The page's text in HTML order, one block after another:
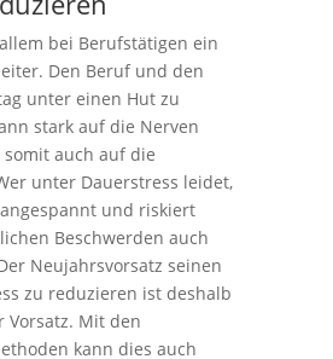
bei Berufstätigen ein
Den Beruf und den
unter einen Hut zu
stark auf die Nerven
auch auf die
unter Dauerstress leidet,
und riskiert
Beschwerden auch
Neujahrsvorsatz seinen
zu reduzieren ist deshalb
Vorsatz. Mit den
kann dies auch